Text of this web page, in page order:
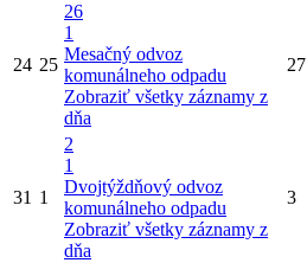
24 25
26
1
Mesačný odvoz
komunálneho odpadu
Zobraziť všetky záznamy z
dňa
27
31 1
2
1
Dvojtýždňový odvoz
komunálneho odpadu
Zobraziť všetky záznamy z
dňa
3